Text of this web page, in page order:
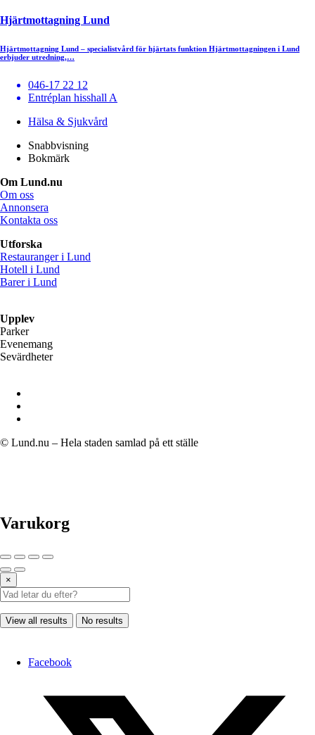
Hjärtmottagning Lund
Hjärtmottagning Lund – specialistvård för hjärtats funktion Hjärtmottagningen i Lund
erbjuder utredning,…
046-17 22 12
Entréplan hisshall A
Hälsa & Sjukvård
Snabbvisning
Bokmärk
Om Lund.nu
Om oss
Annonsera
Kontakta oss
Utforska
Restauranger i Lund
Hotell i Lund
Barer i Lund
Upplev
Parker
Evenemang
Sevärdheter
© Lund.nu – Hela staden samlad på ett ställe
Varukorg
×
View all results No results
Facebook